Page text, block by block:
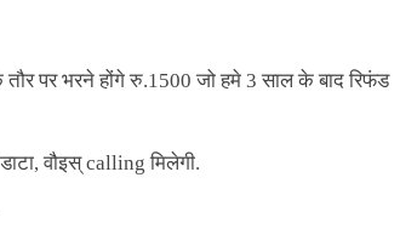
पर भरने होंगे रु.1500 जो हमे 3 साल के बाद रिफंड
वौइस् calling मिलेगी.